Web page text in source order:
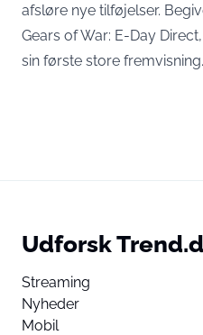
afsløre nye tilføjelser.
Gears of War: E-Day
sin første store fremvisning.
Udforsk
Streaming
Nyheder
Mobil